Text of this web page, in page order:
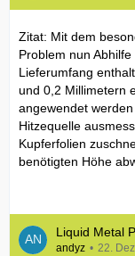
Zitat: Mit dem
Problem nun
Lieferumfang
und 0,2 Millimetern
angewendet
Hitzequelle
Kupferfolien
benötigten Höhe
Liquid Metal
andyz 22.